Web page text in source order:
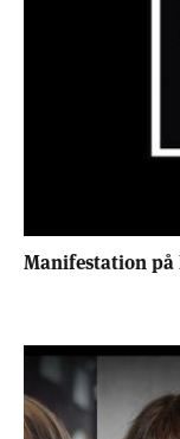
Manifestation på